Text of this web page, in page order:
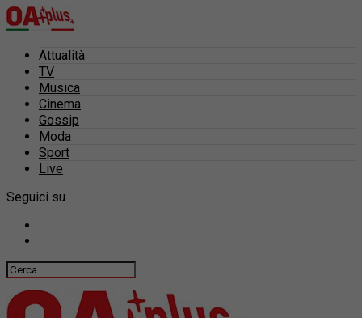
Attualità
TV
Musica
Cinema
Gossip
Moda
Sport
Live
Seguici su